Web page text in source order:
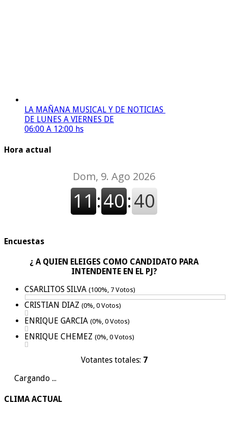
LA MAÑANA MUSICAL Y DE NOTICIAS
DE LUNES A VIERNES DE
06:00 A 12:00 hs
Hora actual
Encuestas
¿ A QUIEN ELEIGES COMO CANDIDATO PARA
INTENDENTE EN EL PJ?
CSARLITOS SILVA (100%, 7 Votos)
CRISTIAN DIAZ (0%, 0 Votos)
ENRIQUE GARCIA (0%, 0 Votos)
ENRIQUE CHEMEZ (0%, 0 Votos)
Votantes totales: 7
Cargando ...
CLIMA ACTUAL